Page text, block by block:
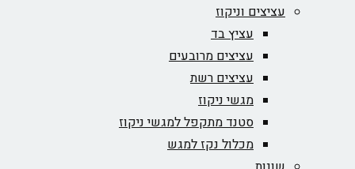
עציצים וניקוז
עציץ בד
עציצים מרובעים
עציצים רשת
מגשי ניקוז
סטנד מתקפל למגשי ניקוז
מכלול נקז למגש